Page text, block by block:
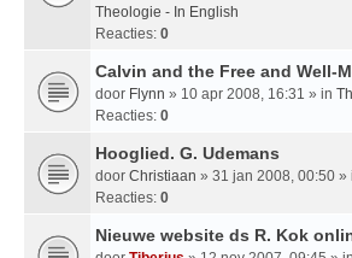
Theologie - In English
Reacties: 0
Calvin and the Free and Well-
door Flynn » 10 apr 2008, 16:31 » in
Reacties: 0
Hooglied. G. Udemans
door Christiaan » 31 jan 2008, 00:50 »
Reacties: 0
Nieuwe website ds R. Kok